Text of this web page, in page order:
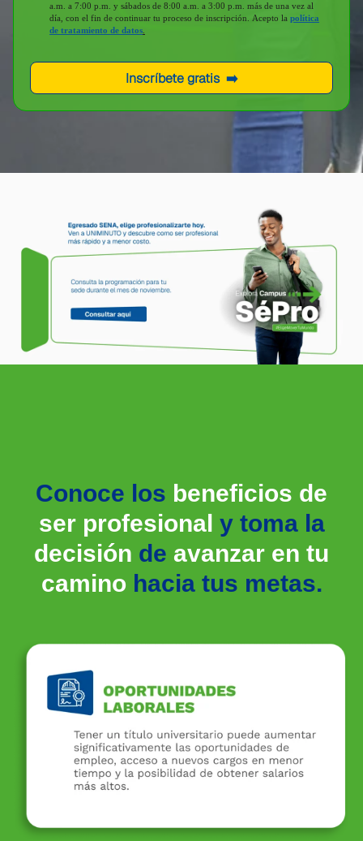
a.m. a 7:00 p.m. y sábados de 8:00 a.m. a 3:00 p.m. más de una vez al
día, con el fin de continuar tu proceso de inscripción. Acepto la política
de tratamiento de datos.
Conoce los beneficios de
ser profesional y toma la
decisión de avanzar en tu
caminohacia tus metas.